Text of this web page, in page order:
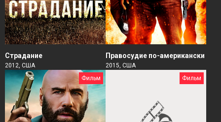
Страдание
2012, США
Правосудие по-американски
2015, США
Фильм
Фильм